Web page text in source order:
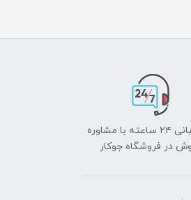
پشتیبانی ۲۴ ساعته با مشاوره
در فروشگاه جوکار